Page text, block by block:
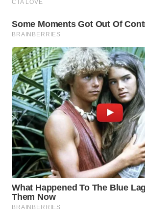
TANGERANG
WN
WN
CIREBON
WN
INDRAMAYU
WN
KUNINGAN
WN
MAJALENGKA